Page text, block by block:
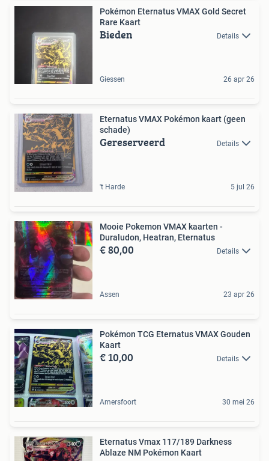
Pokémon Eternatus VMAX Gold Secret
Rare Kaart
Bieden Details
Giessen 26 apr 26
Eternatus VMAX Pokémon kaart (geen
schade)
Gereserveerd Details
't Harde 5 jul 26
Mooie Pokemon VMAX kaarten -
Duraludon, Heatran, Eternatus
€ 80,00 Details
Assen 23 apr 26
Pokémon TCG Eternatus VMAX Gouden
Kaart
€ 10,00 Details
Amersfoort 30 mei 26
Eternatus Vmax 117/189 Darkness
Ablaze NM Pokémon Kaart